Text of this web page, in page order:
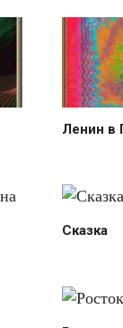
Ленин в
Сказка